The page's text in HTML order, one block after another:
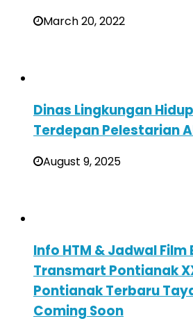
March 20, 2022
Dinas Lingkungan
Terdepan Pelestarian
August 9, 2025
Info HTM & Jadwal Film
Transmart Pontianak
Pontianak Terbaru
Coming Soon